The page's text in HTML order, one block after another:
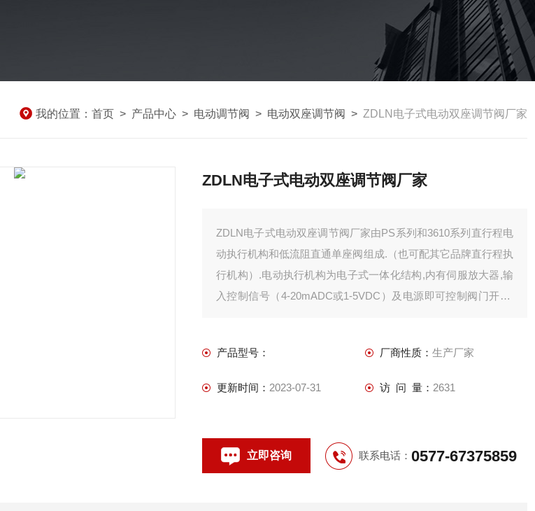
我的位置： 首页 > 产品中心 > 电动调节阀 > 电动双座调节阀 > ZDLN电子式电动双座调节阀厂家
ZDLN电子式电动双座调节阀厂家
ZDLN电子式电动双座调节阀厂家由PS系列和3610系列直行程电
动执行机构和低流阻直通单座阀组成.（也可配其它品牌直行程执
行机构）.电动执行机构为电子式一体化结构,内有伺服放大器,输
入控制信号（4-20mADC或1-5VDC）及电源即可控制阀门开度,
比DKZ型有明显提高.
产品型号： 厂商性质： 生产厂家
更新时间： 2023-07-31 访 问 量： 2631
立即咨询 联系电话： 0577-67375859